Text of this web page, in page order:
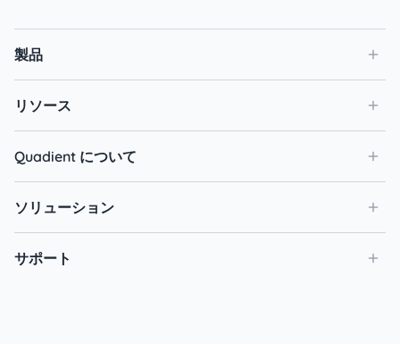
製品
リソース
Quadient について
ソリューション
サポート